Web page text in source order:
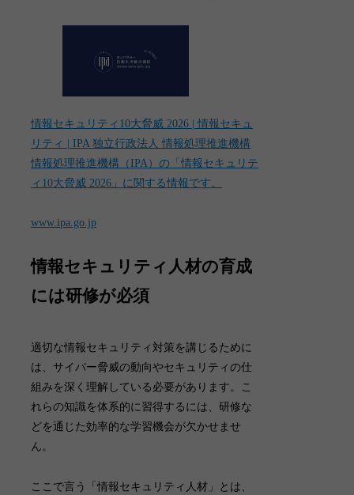
情報セキュリティ10大脅威 2026 | 情報セキュ
リティ | IPA 独立行政法人 情報処理推進機構
情報処理推進機構（IPA）の「情報セキュリテ
ィ10大脅威 2026」に関する情報です。
www.ipa.go.jp
情報セキュリティ人材の育成
には研修が必須
適切な情報セキュリティ対策を講じるために
は、サイバー脅威の動向やセキュリティの仕
組みを深く理解している必要があります。こ
れらの知識を体系的に習得するには、研修な
どを通じた効率的な学習機会が欠かせませ
ん。
ここで言う「情報セキュリティ人材」とは、